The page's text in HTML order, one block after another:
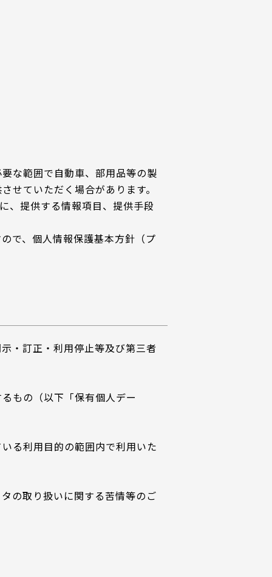
な範囲で自動車、部用品等の製
せていただく場合があります。
、提供する情報項目、提供手段
で、個人情報保護基本方針（プ
・訂正・利用停止等及び第三者
もの（以下「保有個人デー
る利用目的の範囲内で利用いた
の取り扱いに関する苦情等のご